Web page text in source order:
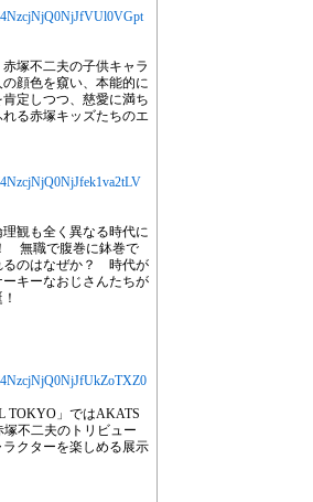
塚不二夫の子供キャラ
顔色を窺い、本能的に
定しつつ、慈愛に満ち
る赤塚キッズたちのエ
観も全く異なる時代に
無職で腹巻に鉢巻で
るのはなぜか？ 時代が
キーなおじさんたちが
TOKYO」ではAKATS
不二夫のトリビュー
クターを楽しめる展示